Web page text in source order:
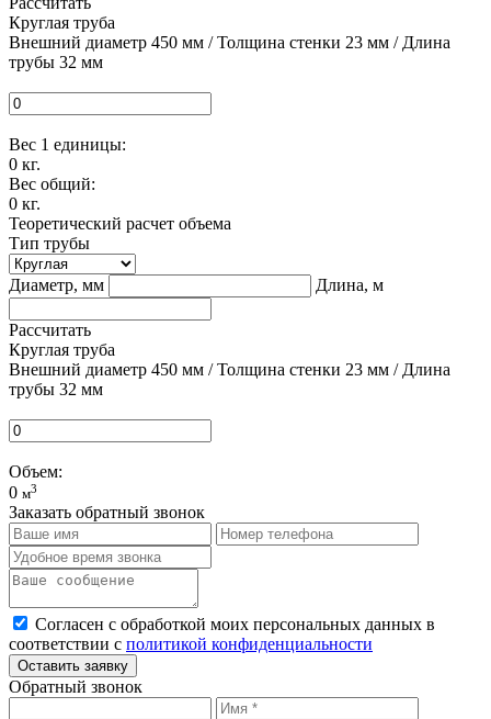
Круглая труба
Внешний диаметр 450 мм / Толщина стенки 23 мм / Длина
трубы 32 мм
Вес 1 единицы:
0 кг.
Вес общий:
0 кг.
Теоретический расчет объема
Тип трубы
Диаметр, мм Длина, м
Рассчитать
Круглая труба
Внешний диаметр 450 мм / Толщина стенки 23 мм / Длина
трубы 32 мм
Объем:
0 м3
Заказать обратный звонок
Согласен с обработкой моих персональных данных в
соответствии с политикой конфиденциальности
Оставить заявку
Обратный звонок